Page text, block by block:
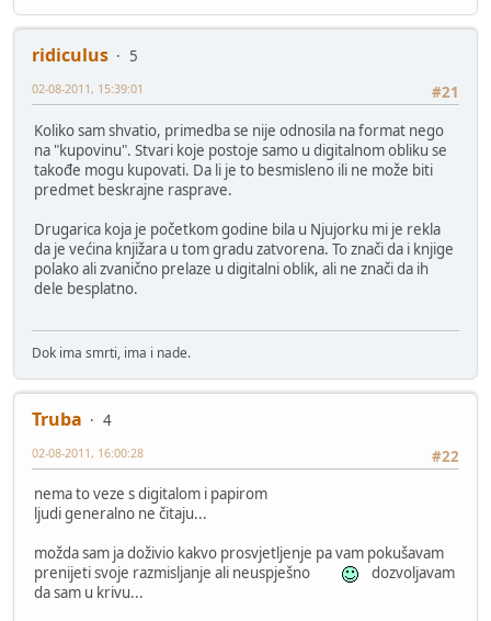
ridiculus
5
#21
02-08-2011, 15:39:01
Koliko sam shvatio, primedba se nije odnosila na format nego
na "kupovinu". Stvari koje postoje samo u digitalnom obliku se
takođe mogu kupovati. Da li je to besmisleno ili ne može biti
predmet beskrajne rasprave.
Drugarica koja je početkom godine bila u Njujorku mi je rekla
da je većina knjižara u tom gradu zatvorena. To znači da i knjige
polako ali zvanično prelaze u digitalni oblik, ali ne znači da ih
dele besplatno.
Dok ima smrti, ima i nade.
Truba
4
#22
02-08-2011, 16:00:28
nema to veze s digitalom i papirom
ljudi generalno ne čitaju...
možda sam ja doživio kakvo prosvjetljenje pa vam pokušavam
prenijeti svoje razmisljanje ali neuspješno
dozvoljavam
da sam u krivu...